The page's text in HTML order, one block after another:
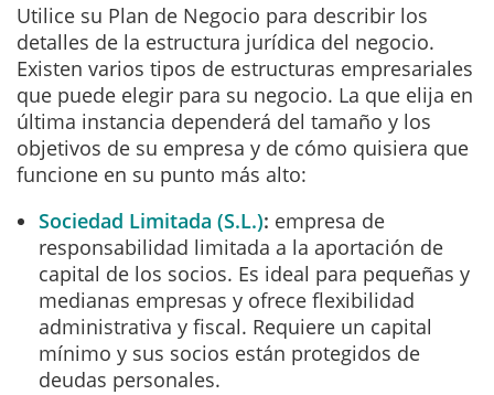
Utilice su Plan de Negocio para describir los
detalles de la estructura jurídica del negocio.
Existen varios tipos de estructuras empresariales
que puede elegir para su negocio. La que elija en
última instancia dependerá del tamaño y los
objetivos de su empresa y de cómo quisiera que
funcione en su punto más alto:
Sociedad Limitada (S.L.): empresa de
responsabilidad limitada a la aportación de
capital de los socios. Es ideal para pequeñas y
medianas empresas y ofrece flexibilidad
administrativa y fiscal. Requiere un capital
mínimo y sus socios están protegidos de
deudas personales.